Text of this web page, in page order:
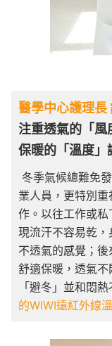
醫學中心護理長
注重透氣的「風
保暖的「溫度」
冬季氣候總難免
業人員，更特別
作。以往工作或
現流汗不容易乾
不透氣的感覺；
舒適保暖，透氣
「避冬」並和悶
的WIWI遠紅外線